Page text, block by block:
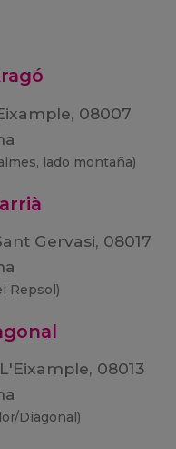
08007
lado montaña)
Gervasi, 08017
Repsol)
08013
Diagonal)